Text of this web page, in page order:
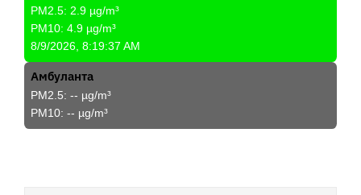
PM2.5: 2.9 µg/m³
PM10: 4.9 µg/m³
8/9/2026, 8:19:37 AM
Амбуланта
PM2.5: -- µg/m³
PM10: -- µg/m³